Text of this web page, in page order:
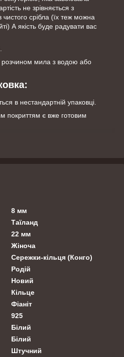
не зрівняється з
срібла (їх теж можна
А якість буде радувати вас
розчином мила з водою або
в нестандартній упаковці.
покриттям є вже готовим
8 мм
Таїланд
22 мм
Жіноча
Сережки-кільця (Конго)
Родій
Новий
Кільце
Фіаніт
925
Білий
Білий
Штучний